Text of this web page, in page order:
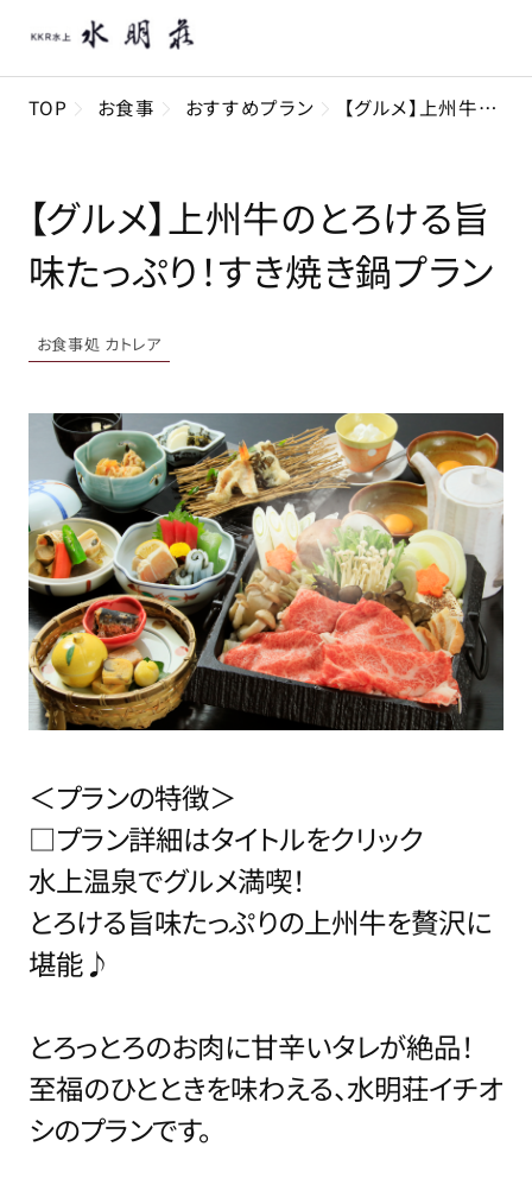
TOP お食事 おすすめプラン 【グルメ】上州牛のとろける旨味たっぷり！すき焼き鍋プラン
【グルメ】上州牛のとろける旨
味たっぷり！すき焼き鍋プラン
お食事処 カトレア
＜プランの特徴＞
□プラン詳細はタイトルをクリック
水上温泉でグルメ満喫！
とろける旨味たっぷりの上州牛を贅沢に
堪能♪
とろっとろのお肉に甘辛いタレが絶品！
至福のひとときを味わえる、水明荘イチオ
シのプランです。